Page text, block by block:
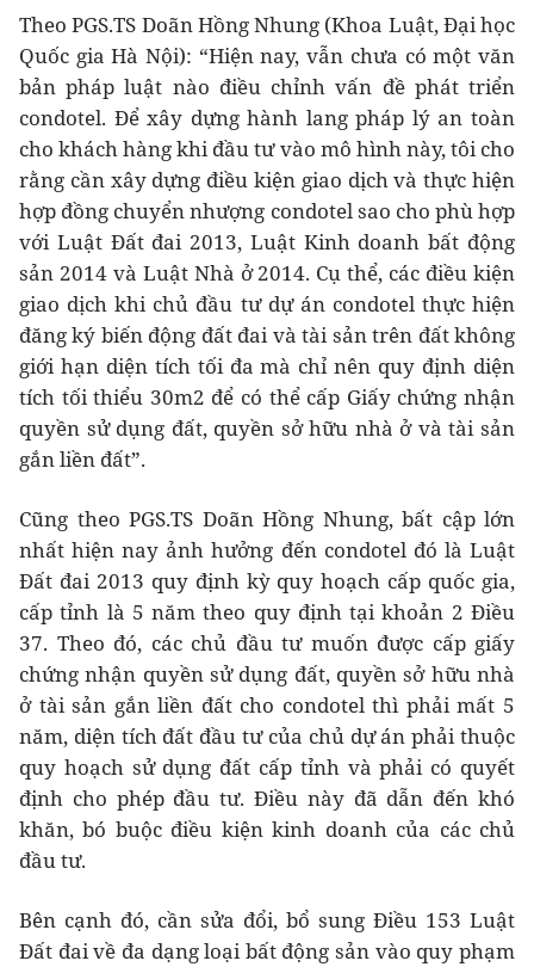
Theo PGS.TS Doãn Hồng Nhung (Khoa Luật, Đại học
Quốc gia Hà Nội): “Hiện nay, vẫn chưa có một văn
bản pháp luật nào điều chỉnh vấn đề phát triển
condotel. Để xây dựng hành lang pháp lý an toàn
cho khách hàng khi đầu tư vào mô hình này, tôi cho
rằng cần xây dựng điều kiện giao dịch và thực hiện
hợp đồng chuyển nhượng condotel sao cho phù hợp
với Luật Đất đai 2013, Luật Kinh doanh bất động
sản 2014 và Luật Nhà ở 2014. Cụ thể, các điều kiện
giao dịch khi chủ đầu tư dự án condotel thực hiện
đăng ký biến động đất đai và tài sản trên đất không
giới hạn diện tích tối đa mà chỉ nên quy định diện
tích tối thiểu 30m2 để có thể cấp Giấy chứng nhận
quyền sử dụng đất, quyền sở hữu nhà ở và tài sản
gắn liền đất”.
Cũng theo PGS.TS Doãn Hồng Nhung, bất cập lớn
nhất hiện nay ảnh hưởng đến condotel đó là Luật
Đất đai 2013 quy định kỳ quy hoạch cấp quốc gia,
cấp tỉnh là 5 năm theo quy định tại khoản 2 Điều
37. Theo đó, các chủ đầu tư muốn được cấp giấy
chứng nhận quyền sử dụng đất, quyền sở hữu nhà
ở tài sản gắn liền đất cho condotel thì phải mất 5
năm, diện tích đất đầu tư của chủ dự án phải thuộc
quy hoạch sử dụng đất cấp tỉnh và phải có quyết
định cho phép đầu tư. Điều này đã dẫn đến khó
khăn, bó buộc điều kiện kinh doanh của các chủ
đầu tư.
Bên cạnh đó, cần sửa đổi, bổ sung Điều 153 Luật
Đất đai về đa dạng loại bất động sản vào quy phạm